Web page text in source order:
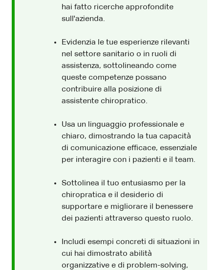
hai fatto ricerche approfondite
sull'azienda.
Evidenzia le tue esperienze rilevanti
nel settore sanitario o in ruoli di
assistenza, sottolineando come
queste competenze possano
contribuire alla posizione di
assistente chiropratico.
Usa un linguaggio professionale e
chiaro, dimostrando la tua capacità
di comunicazione efficace, essenziale
per interagire con i pazienti e il team.
Sottolinea il tuo entusiasmo per la
chiropratica e il desiderio di
supportare e migliorare il benessere
dei pazienti attraverso questo ruolo.
Includi esempi concreti di situazioni in
cui hai dimostrato abilità
organizzative e di problem-solving,